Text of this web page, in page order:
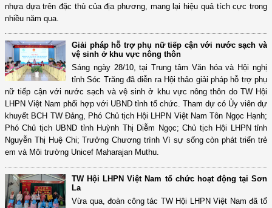
nhựa dựa trên đặc thù của địa phương, mang lại hiệu quả tích cực trong
nhiều năm qua.
Giải pháp hỗ trợ phụ nữ tiếp cận với nước sạch và
vệ sinh ở khu vực nông thôn
Sáng ngày 28/10, tại Trung tâm Văn hóa và Hội nghị
tỉnh Sóc Trăng đã diễn ra Hội thảo giải pháp hỗ trợ phụ
nữ tiếp cận với nước sạch và vệ sinh ở khu vực nông thôn do TW Hội
LHPN Việt Nam phối hợp với UBND tỉnh tổ chức. Tham dự có Ủy viên dự
khuyết BCH TW Đảng, Phó Chủ tịch Hội LHPN Việt Nam Tôn Ngọc Hạnh;
Phó Chủ tịch UBND tỉnh Huỳnh Thị Diễm Ngọc; Chủ tịch Hội LHPN tỉnh
Nguyễn Thị Huệ Chi; Trưởng Chương trình Vì sự sống còn phát triển trẻ
em và Môi trường Unicef Maharajan Muthu.
TW Hội LHPN Việt Nam tổ chức hoạt động tại Sơn
La
Vừa qua, đoàn công tác TW Hội LHPN Việt Nam đã tổ